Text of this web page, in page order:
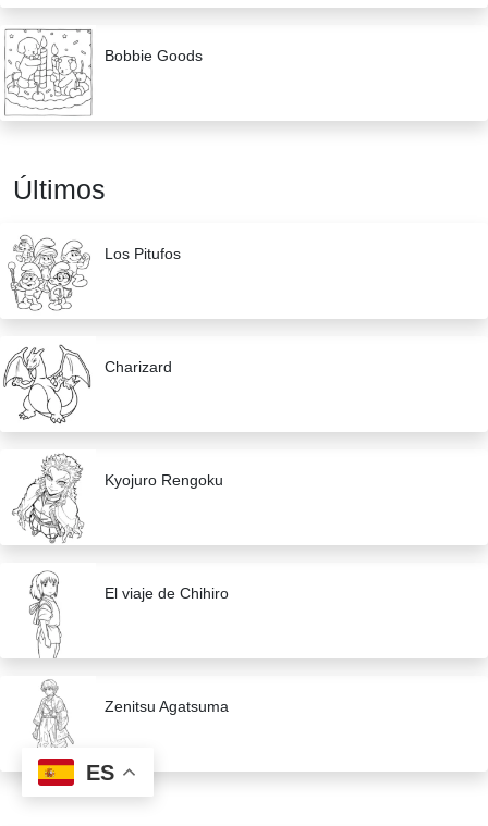
Bobbie Goods
Últimos
Los Pitufos
Charizard
Kyojuro Rengoku
El viaje de Chihiro
Zenitsu Agatsuma
ES